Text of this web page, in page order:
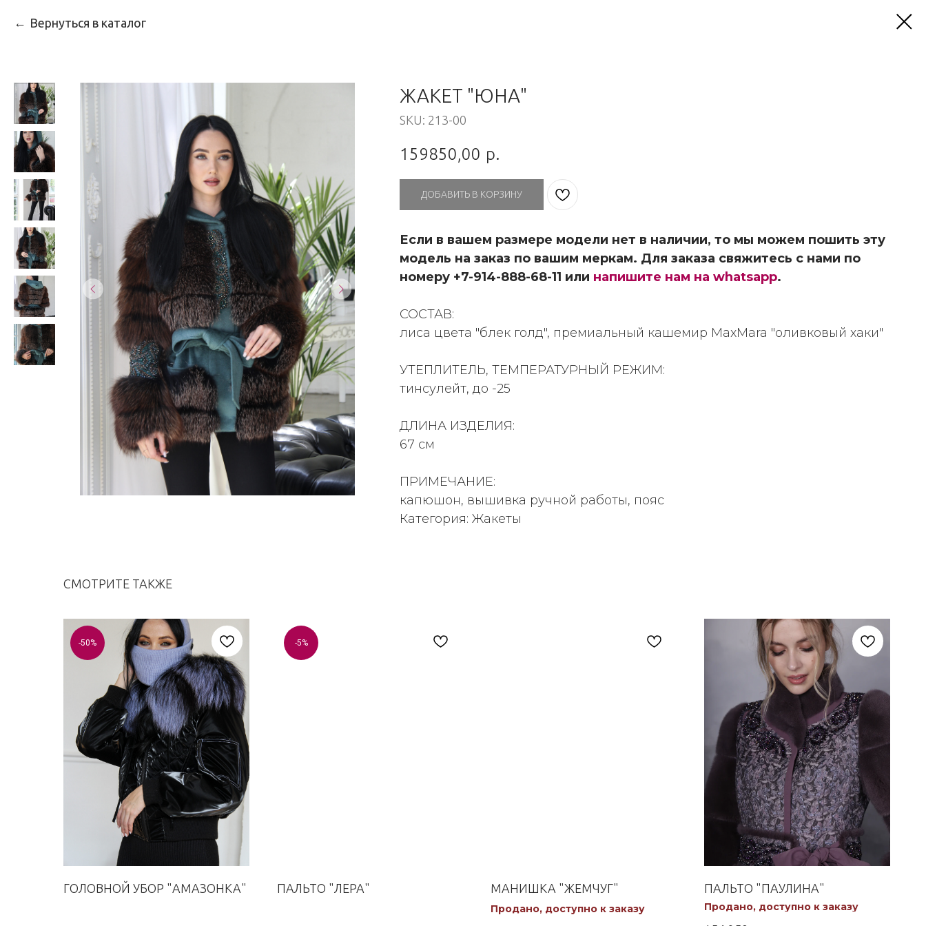
Вернуться в каталог
ЖАКЕТ "ЮНА"
SKU: 213-00
159850,00 р.
ДОБАВИТЬ В КОРЗИНУ
Если в вашем размере модели нет в наличии, то мы можем пошить эту
модель на заказ по вашим меркам. Для заказа свяжитесь с нами по
номеру +7-914-888-68-11 или напишите нам на whatsapp.
СОСТАВ:
лиса цвета "блек голд", премиальный кашемир MaxMara "оливковый хаки"
УТЕПЛИТЕЛЬ, ТЕМПЕРАТУРНЫЙ РЕЖИМ:
тинсулейт, до -25
ДЛИНА ИЗДЕЛИЯ:
67 см
ПРИМЕЧАНИЕ:
капюшон, вышивка ручной работы, пояс
Категория: Жакеты
СМОТРИТЕ ТАКЖЕ
-50%
ГОЛОВНОЙ УБОР "АМАЗОНКА"
-5%
ПАЛЬТО "ЛЕРА" МАНИШКА "ЖЕМЧУГ"
Продано, доступно к заказу
ПАЛЬТО "ПАУЛИНА"
Продано, доступно к заказу